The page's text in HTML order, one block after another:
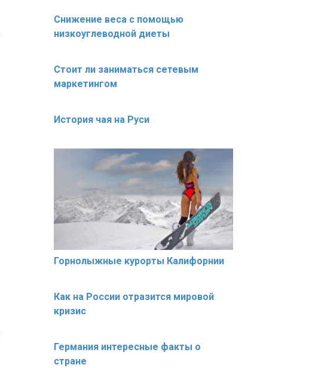
Снижение веса с помощью
низкоуглеводной диеты
Стоит ли заниматься сетевым
маркетингом
История чая на Руси
Горнолыжные курорты Калифорнии
Как на России отразится мировой
кризис
Германия интересные факты о
стране